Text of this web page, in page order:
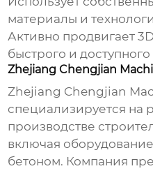
материалы и
Активно продвигает
быстрого и доступного
Zhejiang Chengjian
Zhejiang Chengjian
специализируется на
производстве
включая
бетоном. Компания